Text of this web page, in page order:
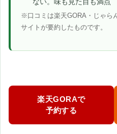
※口コミは楽天GORA・じゃら
サイトが要約したものです。
楽天GORAで
予約する